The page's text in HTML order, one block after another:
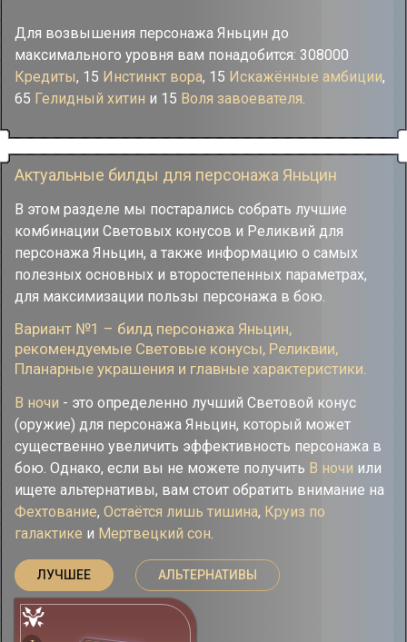
Для возвышения персонажа Яньцин до
максимального уровня вам понадобится: 308000
Кредиты, 15 Инстинкт вора, 15 Искажённые амбиции,
65 Гелидный хитин и 15 Воля завоевателя.
Актуальные билды для персонажа Яньцин
В этом разделе мы постарались собрать лучшие
комбинации Световых конусов и Реликвий для
персонажа Яньцин, а также информацию о самых
полезных основных и второстепенных параметрах,
для максимизации пользы персонажа в бою.
Вариант №1 – билд персонажа Яньцин,
рекомендуемые Cветовые конусы, Реликвии,
Планарные украшения и главные характеристики.
В ночи - это определенно лучший Световой конус
(оружие) для персонажа Яньцин, который может
существенно увеличить эффективность персонажа в
бою. Однако, если вы не можете получить В ночи или
ищете альтернативы, вам стоит обратить внимание на
Фехтование, Остаётся лишь тишина, Круиз по
галактике и Мертвецкий сон.
ЛУЧШЕЕ АЛЬТЕРНАТИВЫ